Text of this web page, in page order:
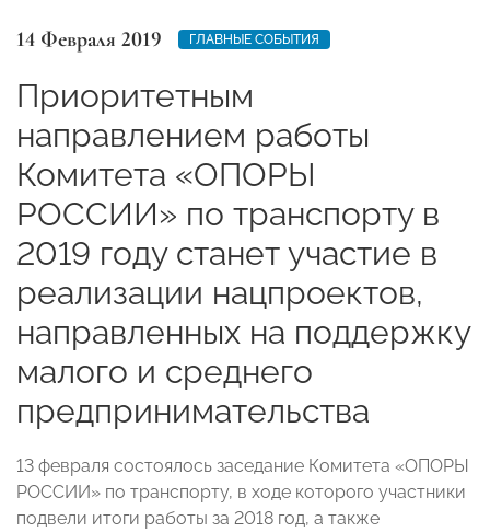
14 Февраля 2019 ГЛАВНЫЕ СОБЫТИЯ
Приоритетным
направлением работы
Комитета «ОПОРЫ
РОССИИ» по транспорту в
2019 году станет участие в
реализации нацпроектов,
направленных на поддержку
малого и среднего
предпринимательства
13 февраля состоялось заседание Комитета «ОПОРЫ
РОССИИ» по транспорту, в ходе которого участники
подвели итоги работы за 2018 год, а также